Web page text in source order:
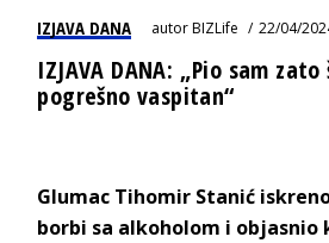
IZJAVA DANA autorBIZLife 22/04/
IZJAVA DANA: „Pio sam
pogrešno vaspitan“
Glumac Tihomir Stanić
borbi sa alkoholom i objasnio